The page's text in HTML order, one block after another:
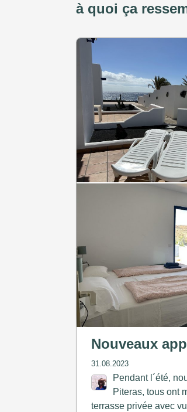
à quoi ça
Nouveaux
31.08.2023
Pendant l´été,
Piteras, tous ont
terrasse privée avec